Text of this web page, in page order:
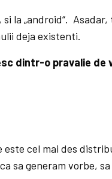
la „android“.
deja existenti.
dintr-o pravalie de
cel mai des
sa generam vorbe,